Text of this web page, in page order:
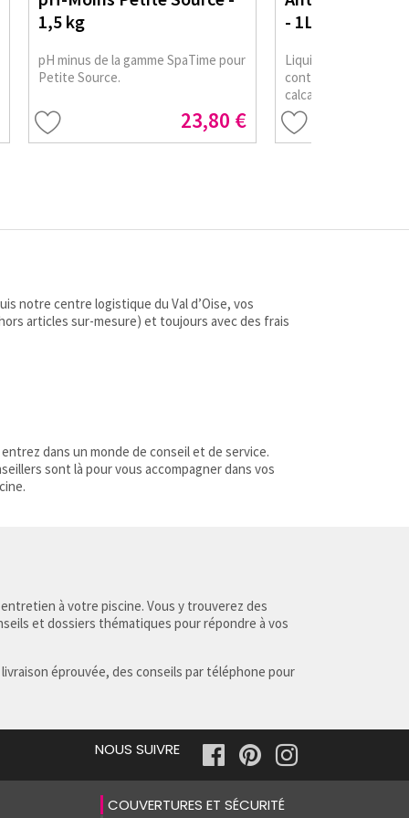
1,5 kg
pH minus de la gamme SpaTime pour
Petite Source.
23,80 €
- 1L
Liquide concentré
contre de possibles
calcaire présentes
Source.
notre centre logistique du Val d’Oise, vos
articles sur-mesure) et toujours avec des frais
dans un monde de conseil et de service.
sont là pour vous accompagner dans vos
à votre piscine. Vous y trouverez des
et dossiers thématiques pour répondre à vos
éprouvée, des conseils par téléphone pour
NOUS SUIVRE
COUVERTURES ET SÉCURITÉ